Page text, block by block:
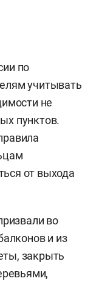
по
учитывать
не
пунктов.
от выхода
во
и из
закрыть